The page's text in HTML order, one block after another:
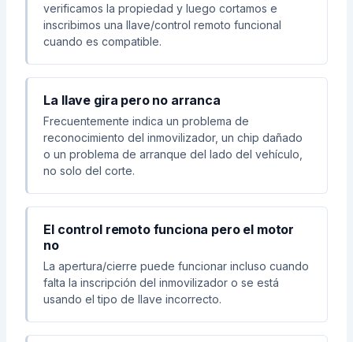
verificamos la propiedad y luego cortamos e
inscribimos una llave/control remoto funcional
cuando es compatible.
La llave gira pero no arranca
Frecuentemente indica un problema de
reconocimiento del inmovilizador, un chip dañado
o un problema de arranque del lado del vehículo,
no solo del corte.
El control remoto funciona pero el motor
no
La apertura/cierre puede funcionar incluso cuando
falta la inscripción del inmovilizador o se está
usando el tipo de llave incorrecto.